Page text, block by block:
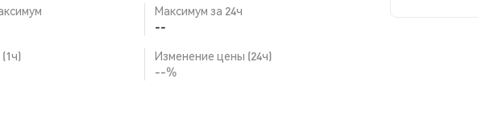
Максимум за 24ч
--
Изменение цены (24ч)
--%